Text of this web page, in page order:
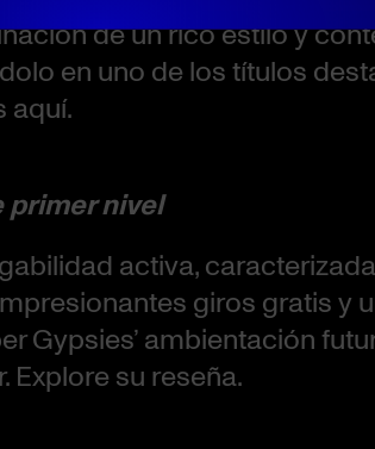
de un rico estilo y
en uno de los títulos
aquí.
nivel
activa,
giros gratis y
Gypsies’ ambientación
su reseña.